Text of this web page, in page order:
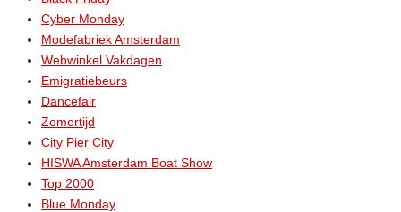
Cyber Monday
Modefabriek Amsterdam
Webwinkel Vakdagen
Emigratiebeurs
Dancefair
Zomertijd
City Pier City
HISWA Amsterdam Boat Show
Top 2000
Blue Monday